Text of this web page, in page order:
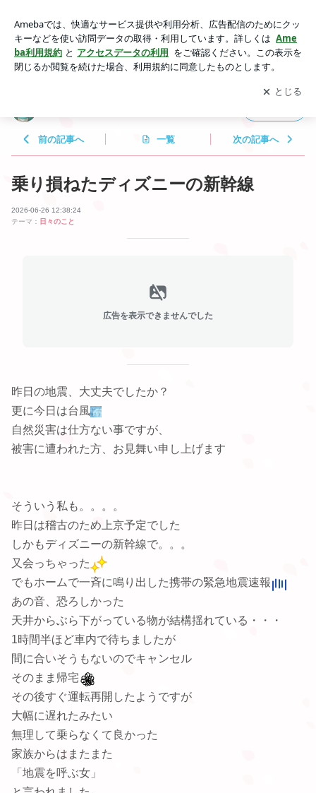
時どき日記
アプリをダウンロードして ブログの更新通知
を受け取りまし
ょう。
開く
前の記事へ 一覧 次の記事へ
乗り損ねたディズニーの新幹線
2026-06-26 12:38:24
テーマ： 日々のこと
広告を表示できませんでした
昨日の地震、大丈夫でしたか？
更に今日は台風
自然災害は仕方ない事ですが、
被害に遭われた方、お見舞い申し上げます
そういう私も。。。。
昨日は稽古のため上京予定でした
しかもディズニーの新幹線で。。。
又会っちゃった
でもホームで一斉に鳴り出した携帯の緊急地震速報
あの音、恐ろしかった
天井からぶら下がっている物が結構揺れている・・・
1時間半ほど車内で待ちましたが
間に合いそうもないのでキャンセル
そのまま帰宅
その後すぐ運転再開したようですが
大幅に遅れたみたい
無理して乗らなくて良かった
家族からはまたまた
「地震を呼ぶ女」